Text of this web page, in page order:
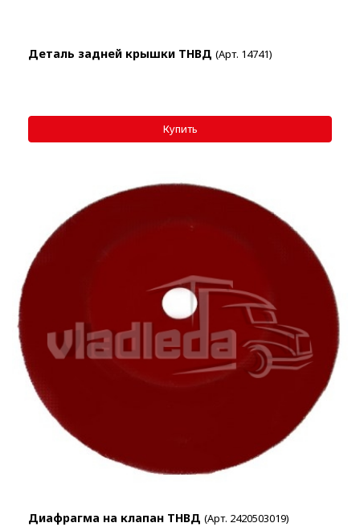
Деталь задней крышки ТНВД (Арт. 14741)
Диафрагма на клапан ТНВД (Арт. 2420503019)